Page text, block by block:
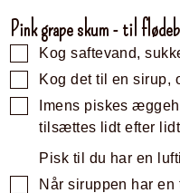
Pink grape skum - til
Kog saftevand,
Kog det til en sirup,
Imens piskes
tilsættes lidt efter
Pisk til du har en
Når siruppen har